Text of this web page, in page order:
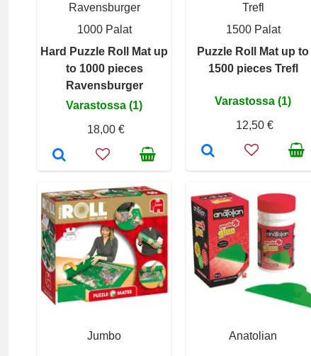
Ravensburger
1000 Palat
Hard Puzzle Roll Mat up
to 1000 pieces
Ravensburger
Varastossa (1)
18,00 €
Trefl
1500 Palat
Puzzle Roll Mat up to
1500 pieces Trefl
Varastossa (1)
12,50 €
Jumbo Anatolian